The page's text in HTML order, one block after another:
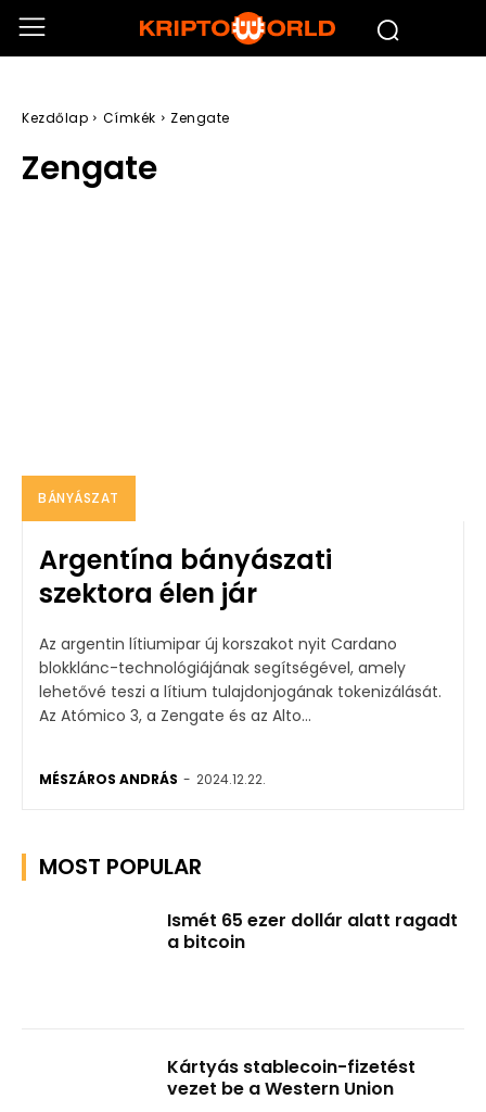
Kezdőlap Címkék Zengate
Zengate
BÁNYÁSZAT
Argentína bányászati
szektora élen jár
Az argentin lítiumipar új korszakot nyit Cardano
blokklánc-technológiájának segítségével, amely
lehetővé teszi a lítium tulajdonjogának tokenizálását.
Az Atómico 3, a Zengate és az Alto...
MÉSZÁROS ANDRÁS - 2024.12.22.
MOST POPULAR
Ismét 65 ezer dollár alatt ragadt
a bitcoin
Kártyás stablecoin-fizetést
vezet be a Western Union